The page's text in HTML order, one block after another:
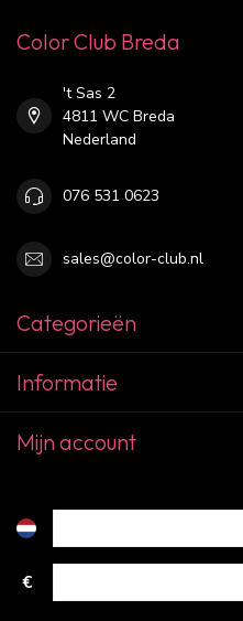
Color Club Breda
't Sas 2
4811 WC Breda
Nederland
076 531 0623
sales@color-club.nl
Categorieën
Informatie
Mijn account
€